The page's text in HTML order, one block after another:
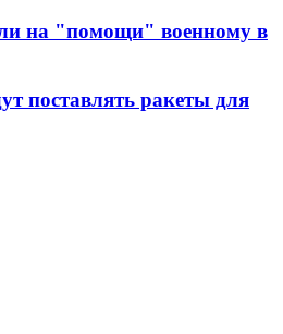
на "помощи" военному в
поставлять ракеты для